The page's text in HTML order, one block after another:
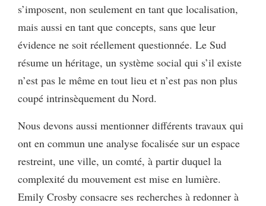
s’imposent, non seulement en tant que localisation,
mais aussi en tant que concepts, sans que leur
évidence ne soit réellement questionnée. Le Sud
résume un héritage, un système social qui s’il existe
n’est pas le même en tout lieu et n’est pas non plus
coupé intrinsèquement du Nord.
Nous devons aussi mentionner différents travaux qui
ont en commun une analyse focalisée sur un espace
restreint, une ville, un comté, à partir duquel la
complexité du mouvement est mise en lumière.
Emily Crosby consacre ses recherches à redonner à